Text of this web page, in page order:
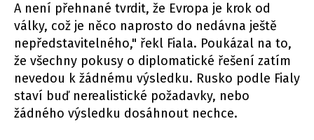
A není přehnané tvrdit, že Evropa je krok od
války, což je něco naprosto do nedávna ještě
nepředstavitelného," řekl Fiala. Poukázal na to,
že všechny pokusy o diplomatické řešení zatím
nevedou k žádnému výsledku. Rusko podle Fialy
staví buď nerealistické požadavky, nebo
žádného výsledku dosáhnout nechce.